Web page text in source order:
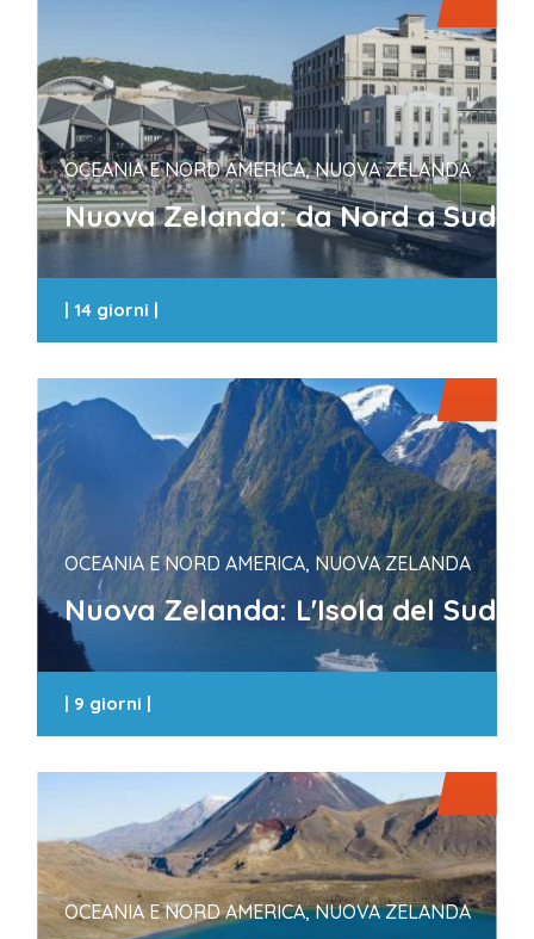
OCEANIA E NORD AMERICA, NUOVA ZELANDA
Nuova Zelanda: da Nord a Sud
|14 giorni |
OCEANIA E NORD AMERICA, NUOVA ZELANDA
Nuova Zelanda: L'Isola del Sud
| 9 giorni |
OCEANIA E NORD AMERICA, NUOVA ZELANDA